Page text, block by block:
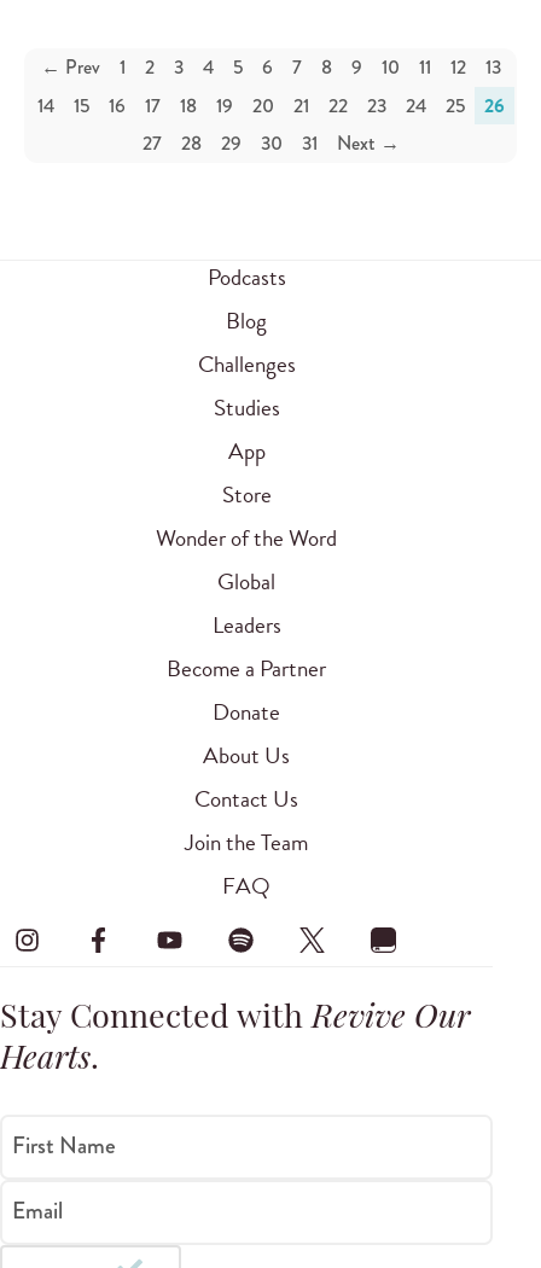
← Prev 1 2 3 4 5 6 7 8 9 10 11 12
13
14
15 16 17 18 19 20 21 22 23 24 25 26
27 28 29 30 31 Next →
Podcasts
Blog
Challenges
Studies
App
Store
Wonder of the Word
Global
Leaders
Become a Partner
Donate
About Us
Contact Us
Join the Team
FAQ
Stay Connected withRevive Our
Hearts.
First Name
Email